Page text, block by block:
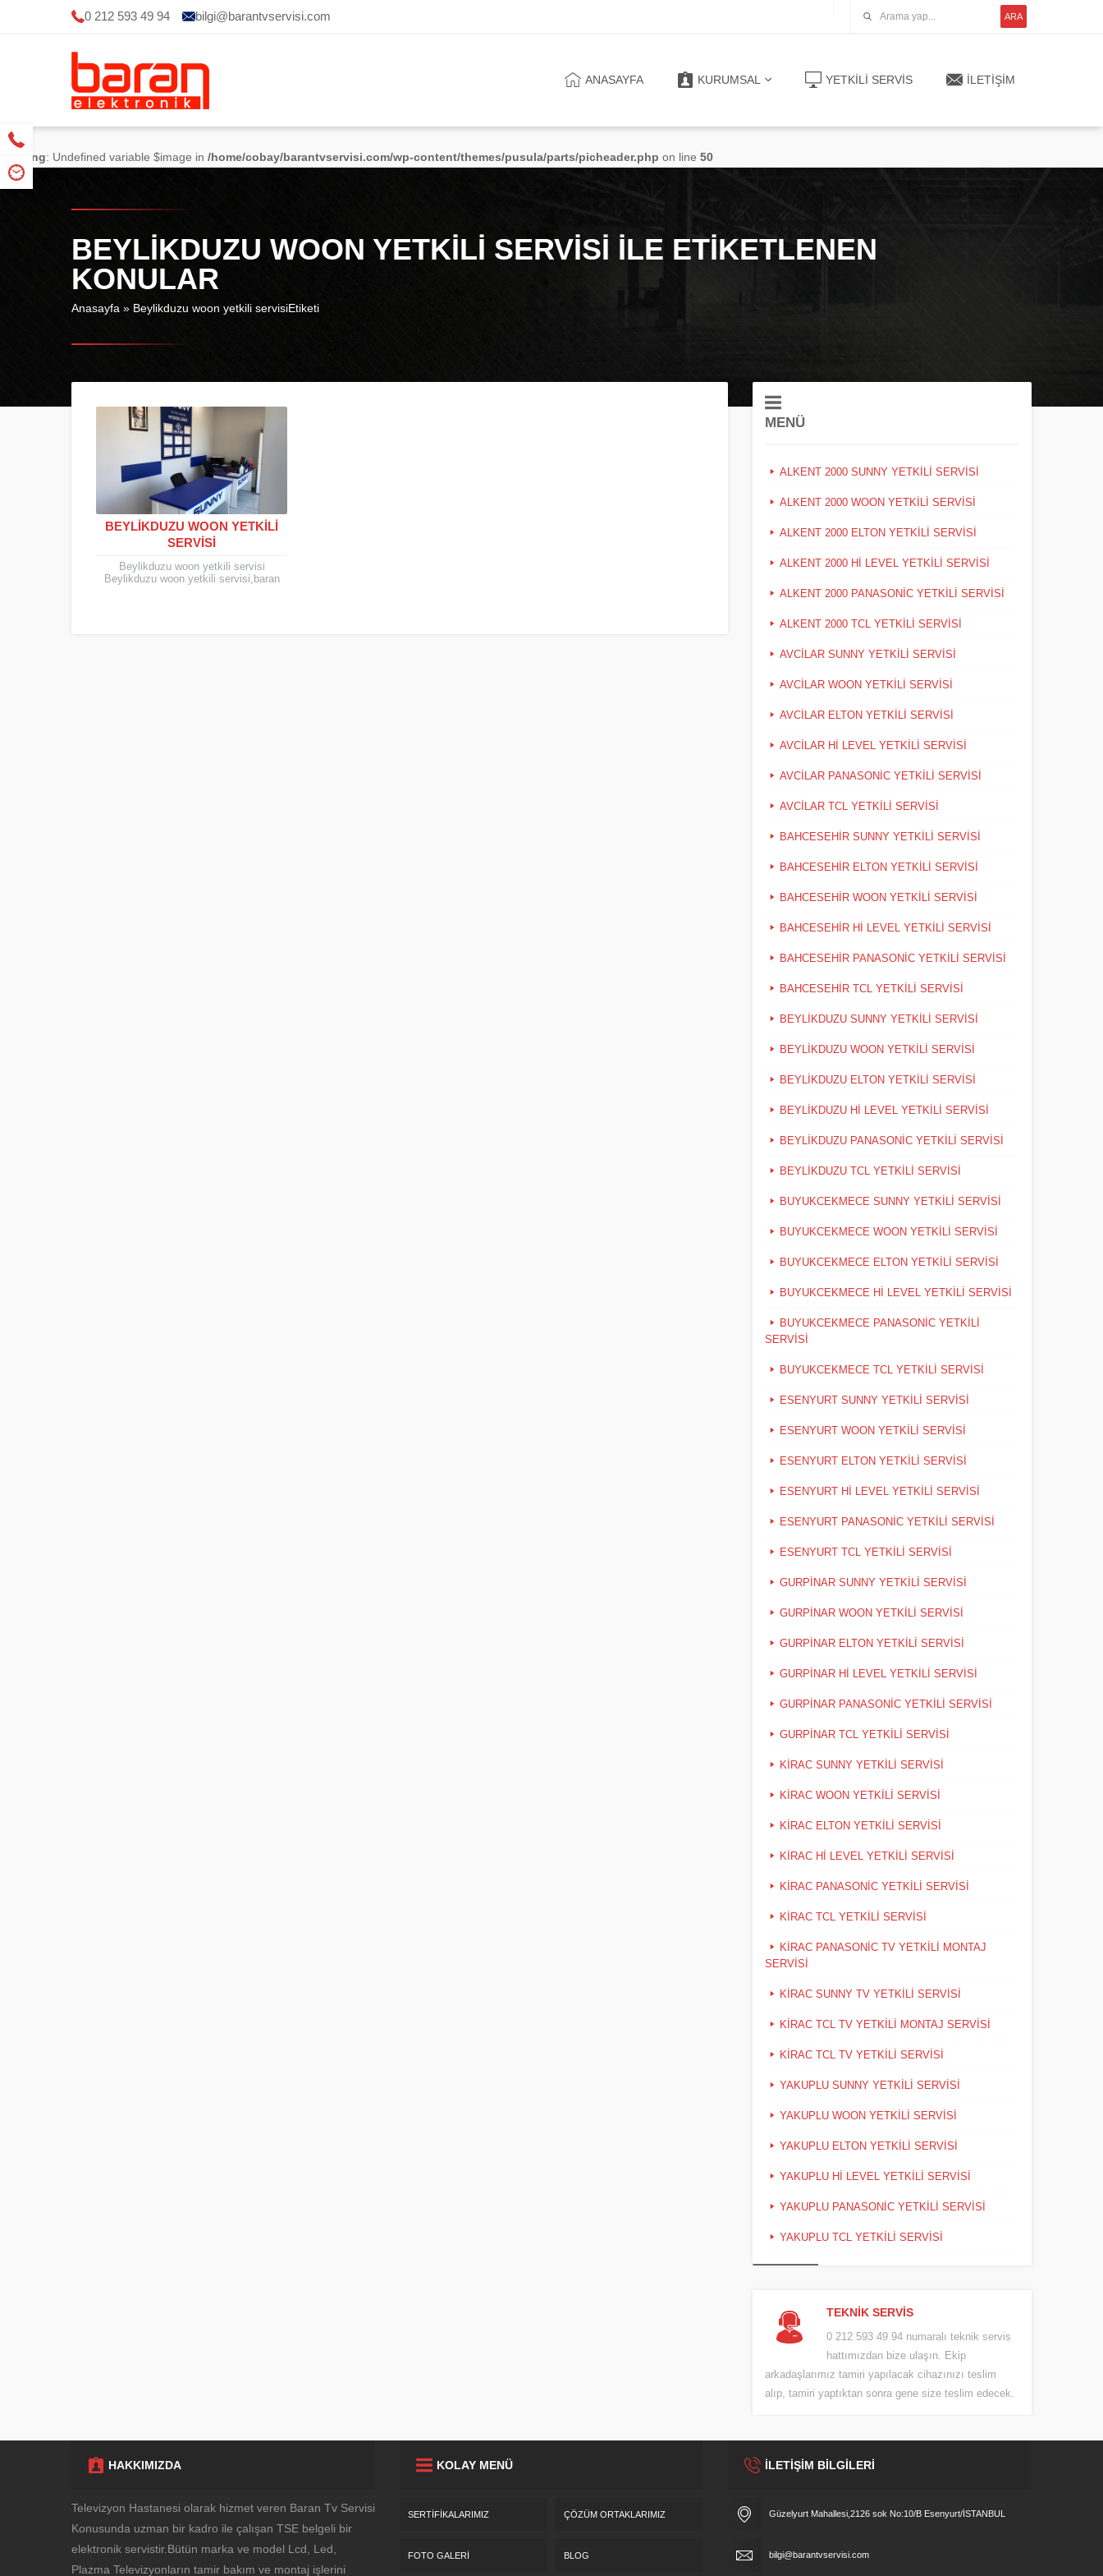
0 212 593 49 94 bilgi@barantvservisi.com ARA
ANASAYFA KURUMSAL YETKİLİ SERVİS İLETIŞIM
Warning: Undefined variable $image in /home/cobay/barantvservisi.com/wp-content/themes/pusula/parts/picheader.php on line 50
BEYLIKDUZU WOON YETKILI SERVISI ILE ETIKETLENEN
KONULAR
Anasayfa » Beylikduzu woon yetkili servisiEtiketi
BEYLIKDUZU WOON YETKILI
SERVISI
Beylikduzu woon yetkili servisi
Beylikduzu woon yetkili servisi,baran
MENÜ
ALKENT 2000 SUNNY YETKILI SERVISI
ALKENT 2000 WOON YETKILI SERVISI
ALKENT 2000 ELTON YETKILI SERVISI
ALKENT 2000 HI LEVEL YETKILI SERVISI
ALKENT 2000 PANASONIC YETKILI SERVISI
ALKENT 2000 TCL YETKILI SERVISI
AVCILAR SUNNY YETKILI SERVISI
AVCILAR WOON YETKILI SERVISI
AVCILAR ELTON YETKILI SERVISI
AVCILAR HI LEVEL YETKILI SERVISI
AVCILAR PANASONIC YETKILI SERVISI
AVCILAR TCL YETKILI SERVISI
BAHCESEHIR SUNNY YETKILI SERVISI
BAHCESEHIR ELTON YETKILI SERVISI
BAHCESEHIR WOON YETKILI SERVISI
BAHCESEHIR HI LEVEL YETKILI SERVISI
BAHCESEHIR PANASONIC YETKILI SERVISI
BAHCESEHIR TCL YETKILI SERVISI
BEYLIKDUZU SUNNY YETKILI SERVISI
BEYLIKDUZU WOON YETKILI SERVISI
BEYLIKDUZU ELTON YETKILI SERVISI
BEYLIKDUZU HI LEVEL YETKILI SERVISI
BEYLIKDUZU PANASONIC YETKILI SERVISI
BEYLIKDUZU TCL YETKILI SERVISI
BUYUKCEKMECE SUNNY YETKILI SERVISI
BUYUKCEKMECE WOON YETKILI SERVISI
BUYUKCEKMECE ELTON YETKILI SERVISI
BUYUKCEKMECE HI LEVEL YETKILI SERVISI
BUYUKCEKMECE PANASONIC YETKILI
SERVISI
BUYUKCEKMECE TCL YETKILI SERVISI
ESENYURT SUNNY YETKILI SERVISI
ESENYURT WOON YETKILI SERVISI
ESENYURT ELTON YETKILI SERVISI
ESENYURT HI LEVEL YETKILI SERVISI
ESENYURT PANASONIC YETKILI SERVISI
ESENYURT TCL YETKILI SERVISI
GURPINAR SUNNY YETKILI SERVISI
GURPINAR WOON YETKILI SERVISI
GURPINAR ELTON YETKILI SERVISI
GURPINAR HI LEVEL YETKILI SERVISI
GURPINAR PANASONIC YETKILI SERVISI
GURPINAR TCL YETKILI SERVISI
KIRAC SUNNY YETKILI SERVISI
KIRAC WOON YETKILI SERVISI
KIRAC ELTON YETKILI SERVISI
KIRAC HI LEVEL YETKILI SERVISI
KIRAC PANASONIC YETKILI SERVISI
KIRAC TCL YETKILI SERVISI
KIRAC PANASONIC TV YETKILI MONTAJ
SERVISI
KIRAC SUNNY TV YETKILI SERVISI
KIRAC TCL TV YETKILI MONTAJ SERVISI
KIRAC TCL TV YETKILI SERVISI
YAKUPLU SUNNY YETKILI SERVISI
YAKUPLU WOON YETKILI SERVISI
YAKUPLU ELTON YETKILI SERVISI
YAKUPLU HI LEVEL YETKILI SERVISI
YAKUPLU PANASONIC YETKILI SERVISI
YAKUPLU TCL YETKILI SERVISI
TEKNİK SERVİS
0 212 593 49 94 numaralı teknik servis
hattımızdan bize ulaşın. Ekip
arkadaşlarımız tamiri yapılacak cihazınızı teslim
alıp, tamiri yaptıktan sonra gene size teslim edecek.
HAKKIMIZDA
Televizyon Hastanesi olarak hizmet veren Baran Tv Servisi
Konusunda uzman bir kadro ile çalışan TSE belgeli bir
elektronik servistir.Bütün marka ve model Lcd, Led,
Plazma Televizyonların tamir bakım ve montaj işlerini
KOLAY MENÜ
SERTIFIKALARIMIZ ÇÖZÜM ORTAKLARIMIZ
FOTO GALERI BLOG
İLETİŞİM BİLGİLERİ
Güzelyurt Mahallesi,2126 sok No:10/B Esenyurt/İSTANBUL
bilgi@barantvservisi.com